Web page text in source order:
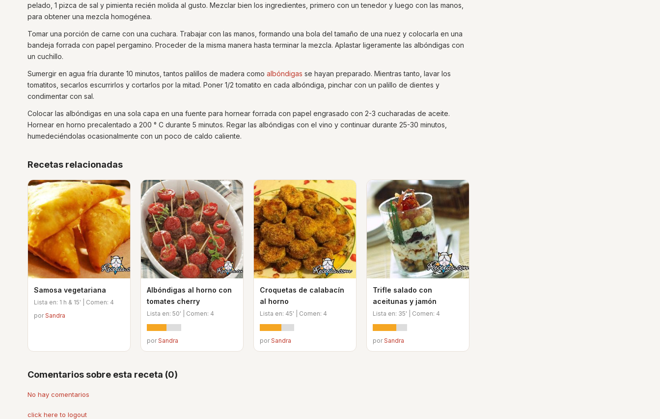
pelado, 1 pizca de sal y pimienta recién molida al gusto. Mezclar bien los ingredientes, primero con un tenedor y luego con las manos,
para obtener una mezcla homogénea.
Tomar una porción de carne con una cuchara. Trabajar con las manos, formando una bola del tamaño de una nuez y colocarla en una
bandeja forrada con papel pergamino. Proceder de la misma manera hasta terminar la mezcla. Aplastar ligeramente las albóndigas con
un cuchillo.
Sumergir en agua fría durante 10 minutos, tantos palillos de madera como albóndigas se hayan preparado. Mientras tanto, lavar los
tomatitos, secarlos escurrirlos y cortarlos por la mitad. Poner 1/2 tomatito en cada albóndiga, pinchar con un palillo de dientes y
condimentar con sal.
Colocar las albóndigas en una sola capa en una fuente para hornear forrada con papel engrasado con 2-3 cucharadas de aceite.
Hornear en horno precalentado a 200 ° C durante 5 minutos. Regar las albóndigas con el vino y continuar durante 25-30 minutos,
humedeciéndolas ocasionalmente con un poco de caldo caliente.
Recetas relacionadas
Samosa vegetariana
Lista en: 1 h & 15' | Comen: 4
porSandra
Albóndigas al horno con
tomates cherry
Lista en: 50' | Comen: 4
porSandra
Croquetas de calabacín
al horno
Lista en: 45' | Comen: 4
porSandra
Trifle salado con
aceitunas y jamón
Lista en: 35' | Comen: 4
porSandra
Comentarios sobre esta receta (0)
No hay comentarios
click here to logout